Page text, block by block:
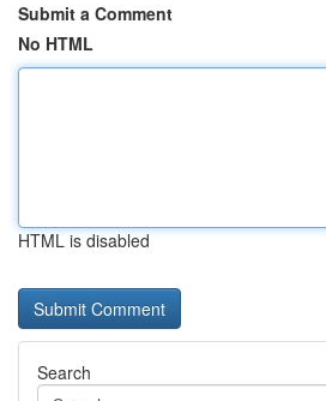
Submit a Comment
No HTML
HTML is disabled
Search